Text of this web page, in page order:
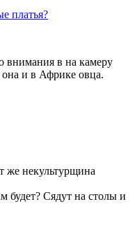
платья?
внимания в на камеру
и в Африке овца.
же некультурщина
будет? Сядут на столы и